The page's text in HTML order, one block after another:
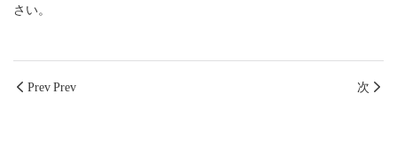
さい。
Prev Prev 次